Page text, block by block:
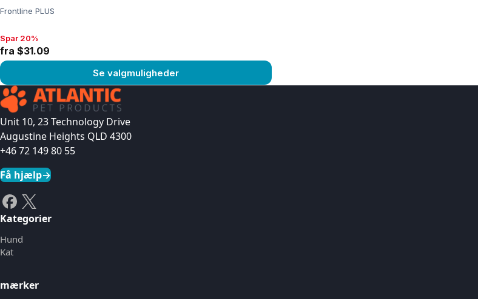
Frontline PLUS
Spar 20%, fra $31.09
Spar 20%
fra $31.09
Se valgmuligheder
Se produkt
Unit 10, 23 Technology Drive
Augustine Heights QLD 4300
+46 72 149 80 55
Få hjælp→
Kategorier
Hund
Kat
mærker